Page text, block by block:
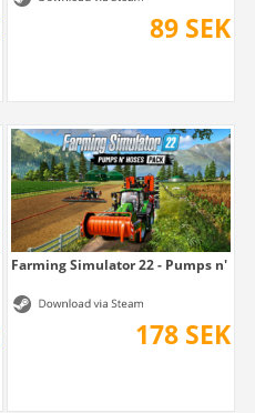
89 SEK
Farming Simulator 22 - Pumps n'
178 SEK